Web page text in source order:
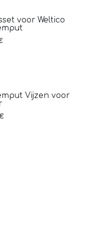
voor Weltico
Vijzen voor